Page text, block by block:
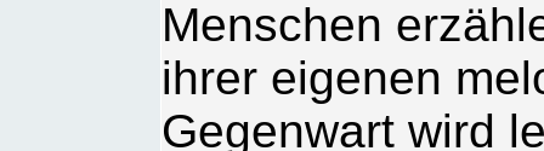
Menschen
ihrer eigenen
Gegenwart wird